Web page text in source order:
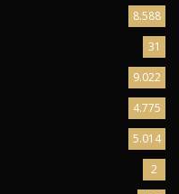
8.588
31
9.022
4.775
5.014
2